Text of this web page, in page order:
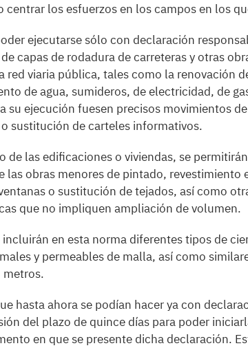
centrar los esfuerzos en los campos en los
ejecutarse sólo con declaración
capas de rodadura de carreteras y otras
red viaria pública, tales como la renovación
de agua, sumideros, de electricidad, de
su ejecución fuesen precisos movimientos
sustitución de carteles informativos.
de las edificaciones o viviendas, se
las obras menores de pintado, revestimiento
o sustitución de tejados, así como
que no impliquen ampliación de volumen.
incluirán en esta norma diferentes tipos de
y permeables de malla, así como
metros.
hasta ahora se podían hacer ya con
del plazo de quince días para poder
en que se presente dicha declaración.